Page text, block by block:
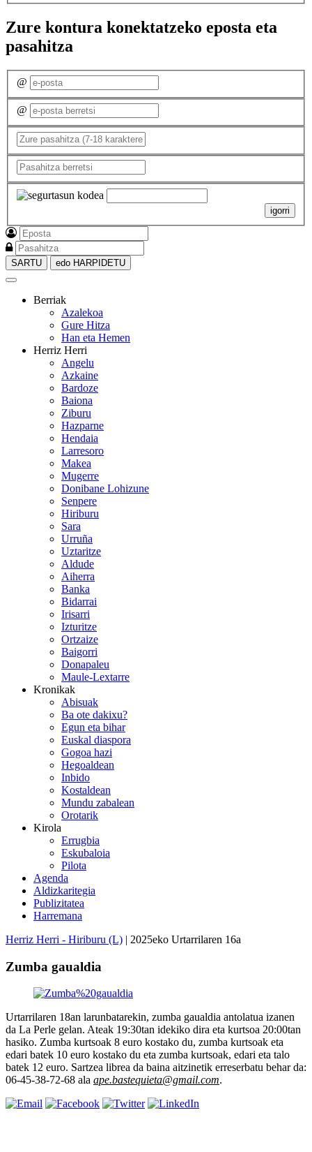
Zure kontura konektatzeko eposta eta
pasahitza
@
@
igorri
SARTU edo HARPIDETU
Berriak
Azalekoa
Gure Hitza
Han eta Hemen
Herriz Herri
Angelu
Azkaine
Bardoze
Baiona
Ziburu
Hazparne
Hendaia
Larresoro
Makea
Mugerre
Donibane Lohizune
Senpere
Hiriburu
Sara
Urruña
Uztaritze
Aldude
Aiherra
Banka
Bidarrai
Irisarri
Izturitze
Ortzaize
Baigorri
Donapaleu
Maule-Lextarre
Kronikak
Abisuak
Ba ote dakixu?
Egun eta bihar
Euskal diaspora
Gogoa hazi
Hegoaldean
Inbido
Kostaldean
Mundu zabalean
Orotarik
Kirola
Errugbia
Eskubaloia
Pilota
Agenda
Aldizkaritegia
Publizitatea
Harremana
Herriz Herri - Hiriburu (L) | 2025eko Urtarrilaren 16a
Zumba gaualdia
Urtarrilaren 18an larunbatarekin, zumba gaualdia antolatua izanen
da La Perle gelan. Ateak 19:30tan idekiko dira eta kurtsoa 20:00tan
hasiko. Zumba kurtsoak 8 euro kostako du, zumba kurtsoak eta
edari batek 10 euro kostako du eta zumba kurtsoak, edari eta talo
batek 12 euro. Sartzea librea da baina aitzinetik erreserbatu behar da:
06-45-38-72-68 ala ape.bastequieta@gmail.com.